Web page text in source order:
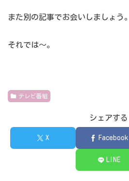
また別の記事でお会いしましょう。
それでは～。
テレビ番組
シェアする
X Facebook
LINE